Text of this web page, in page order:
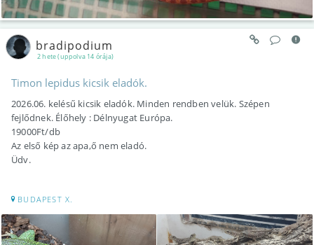
2 hete (uppolva 14 órája)
bradipodium
Timon lepidus kicsik eladók.
2026.06. kelésű kicsik eladók. Minden rendben velük. Szépen
fejlődnek. Élőhely : Délnyugat Európa.
19000Ft/db
Az első kép az apa,ő nem eladó.
Üdv.
BUDAPEST X.